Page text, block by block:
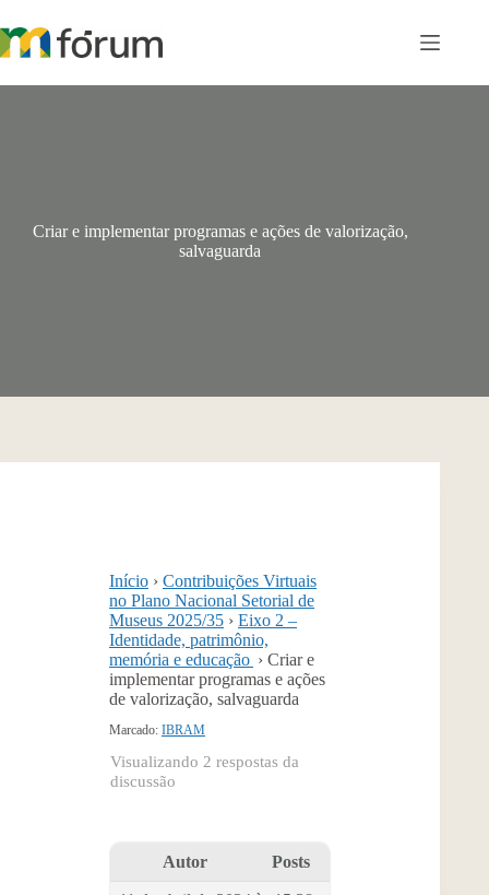
para
o
Criar e implementar programas e ações de valorização,
salvaguarda
Início › Contribuições Virtuais
no Plano Nacional Setorial de
Museus 2025/35 › Eixo 2 –
Identidade, patrimônio,
memória e educação › Criar e
implementar programas e ações
de valorização, salvaguarda
Marcado: IBRAM
Visualizando 2 respostas da
discussão
Autor Posts